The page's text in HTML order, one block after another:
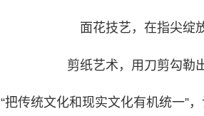
面花技艺，在指尖绽
剪纸艺术，用刀剪勾勒
“把传统文化和现实文化有机统一”